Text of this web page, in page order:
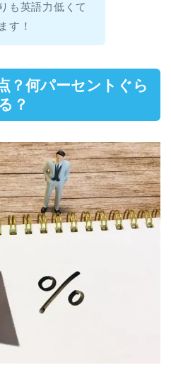
も英語力低くて
す！
？何パーセントぐら
？